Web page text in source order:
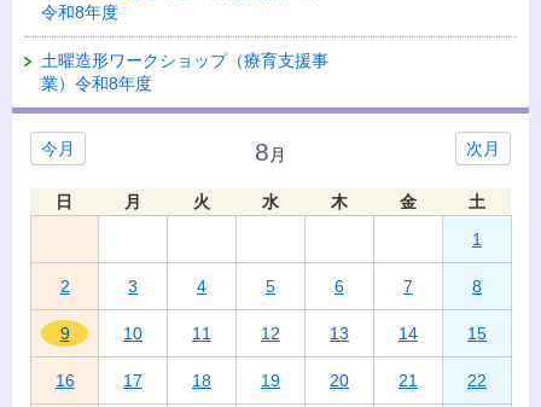
令和8年度
土曜造形ワークショップ（療育支援事
業）令和8年度
今月 次月
8 月
日 月 火 水 木 金
土
1
2 3 4 5 6 7 8
9 10 11 12 13 14 15
16 17 18 19 20 21 22